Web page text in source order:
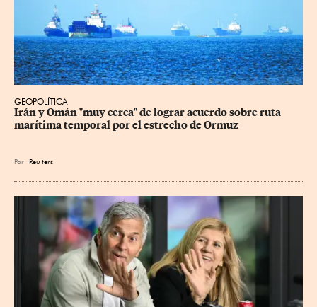
GEOPOLÍTICA
Irán y Omán "muy cerca" de lograr acuerdo sobre ruta
marítima temporal por el estrecho de Ormuz
Por Reu ters